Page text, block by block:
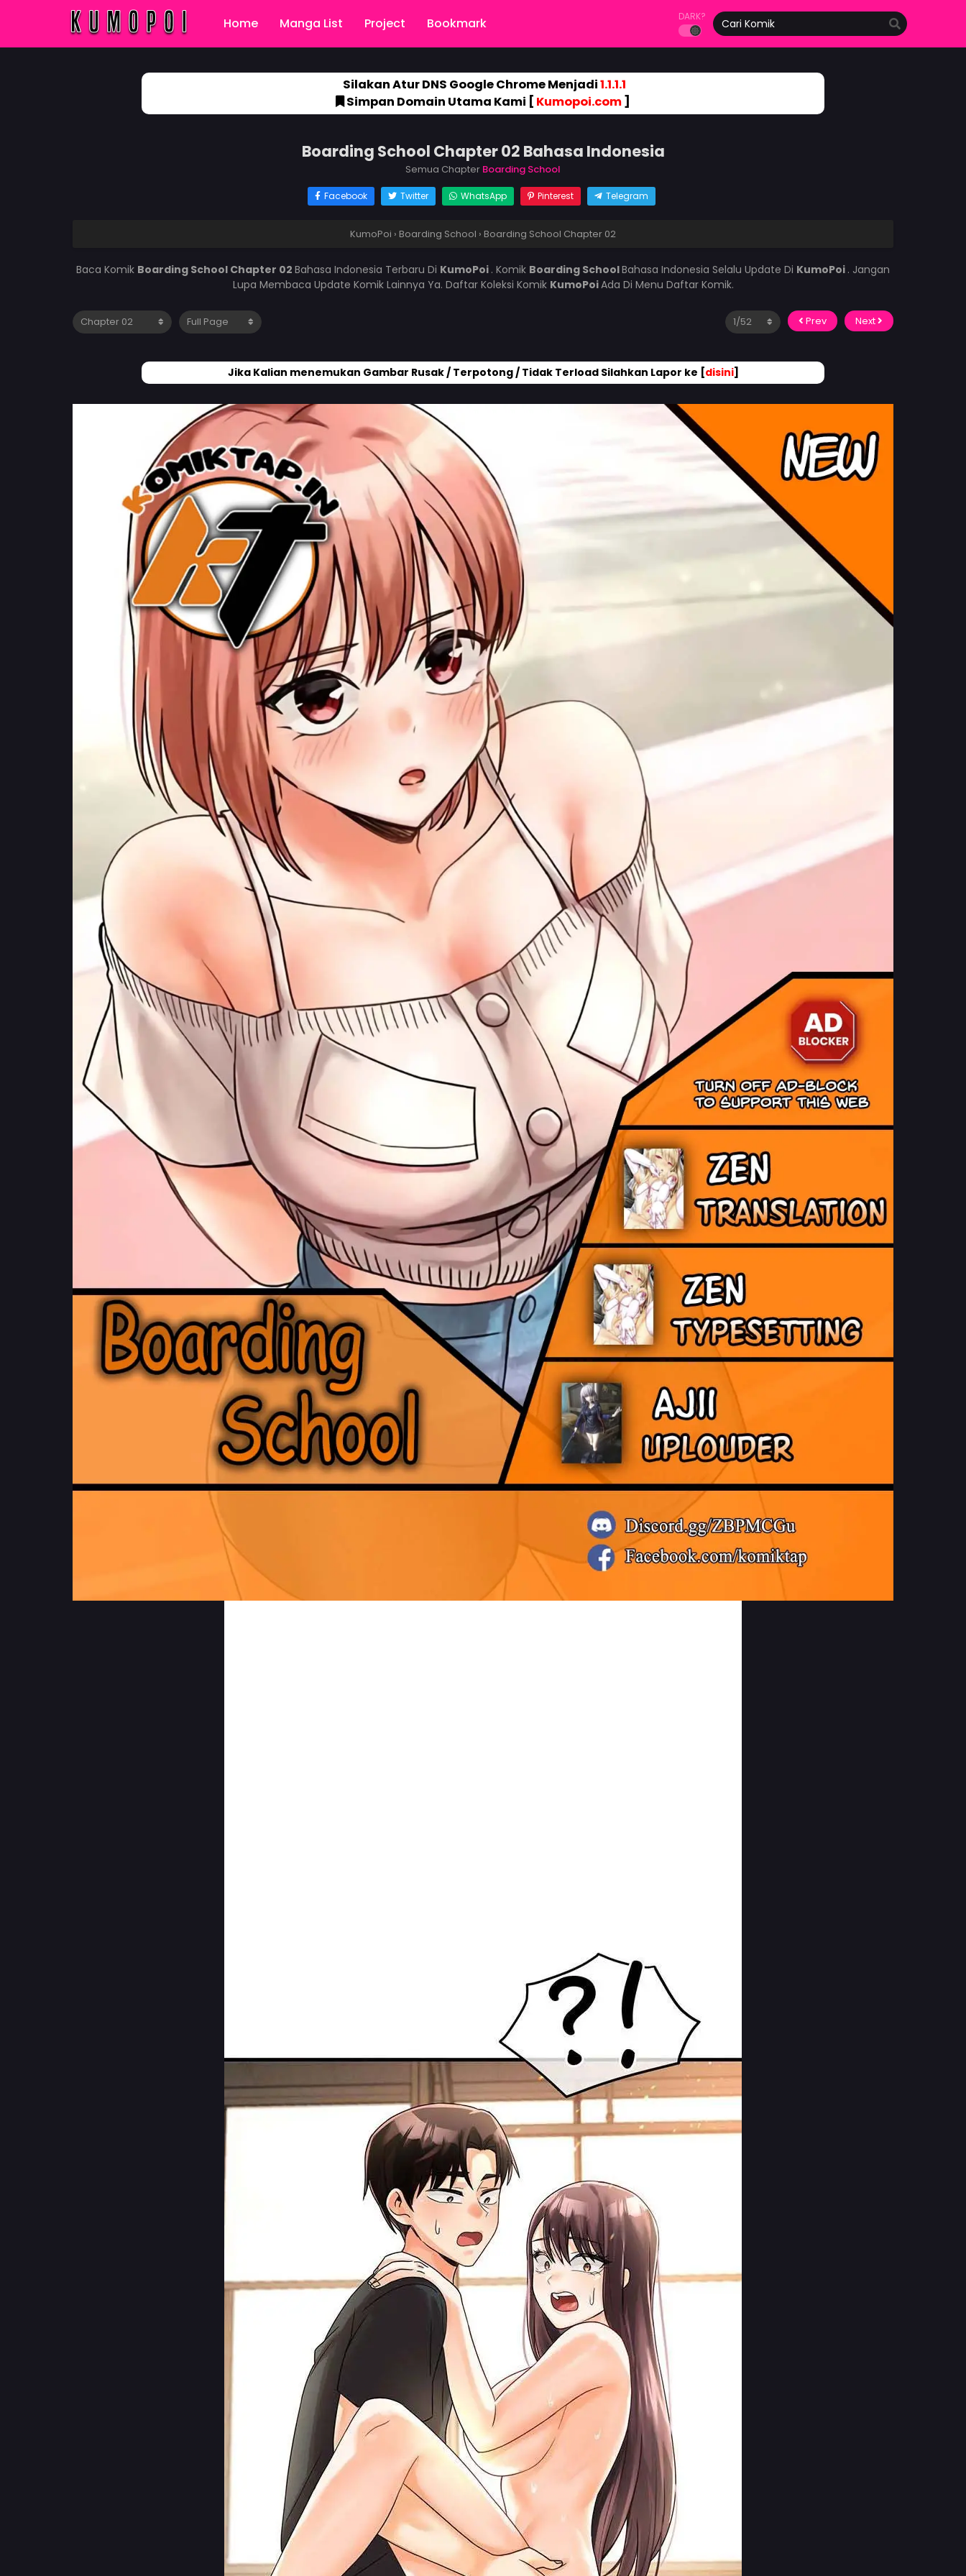
Home Manga List Project Bookmark DARK?
Silakan Atur DNS Google Chrome Menjadi1.1.1.1
Simpan Domain Utama Kami [ Kumopoi.com]
Boarding School Chapter 02 Bahasa Indonesia
Semua Chapter Boarding School
Facebook Twitter WhatsApp Pinterest Telegram
KumoPoi › Boarding School › Boarding School Chapter 02
Baca Komik Boarding School Chapter 02 Bahasa Indonesia Terbaru Di KumoPoi . Komik Boarding SchoolBahasa Indonesia Selalu Update Di KumoPoi . Jangan
Lupa Membaca Update Komik Lainnya Ya. Daftar Koleksi Komik KumoPoiAda Di Menu Daftar Komik.
Prev Next
Jika Kalian menemukan Gambar Rusak / Terpotong / Tidak Terload Silahkan Lapor ke [disini]